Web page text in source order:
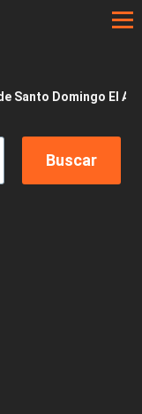
ayuda a la
Santo Domingo El